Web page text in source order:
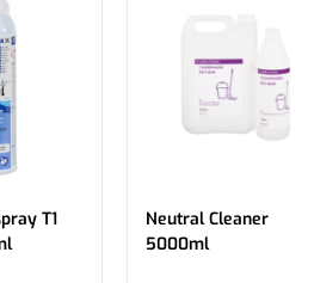
T1
Neutral Cleaner
5000ml